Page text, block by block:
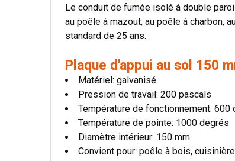
Le conduit de fumée isolé à double
au poêle à mazout, au poêle à charbon,
standard de 25 ans.
Plaque d'appui au sol 150
Matériel: galvanisé
Pression de travail: 200 pascals
Température de fonctionnement: 600
Température de pointe: 1000 degrés
Diamètre intérieur: 150 mm
Convient pour: poêle à bois,